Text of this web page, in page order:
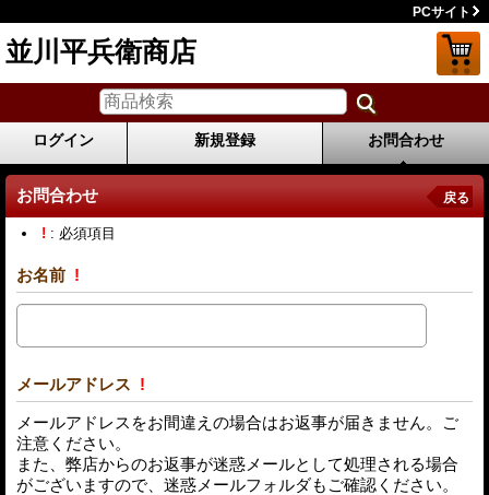
PCサイト
並川平兵衛商店
ログイン 新規登録 お問合わせ
お問合わせ 戻る
! : 必須項目
お名前 !
メールアドレス !
メールアドレスをお間違えの場合はお返事が届きません。ご
注意ください。
また、弊店からのお返事が迷惑メールとして処理される場合
がございますので、迷惑メールフォルダもご確認ください。